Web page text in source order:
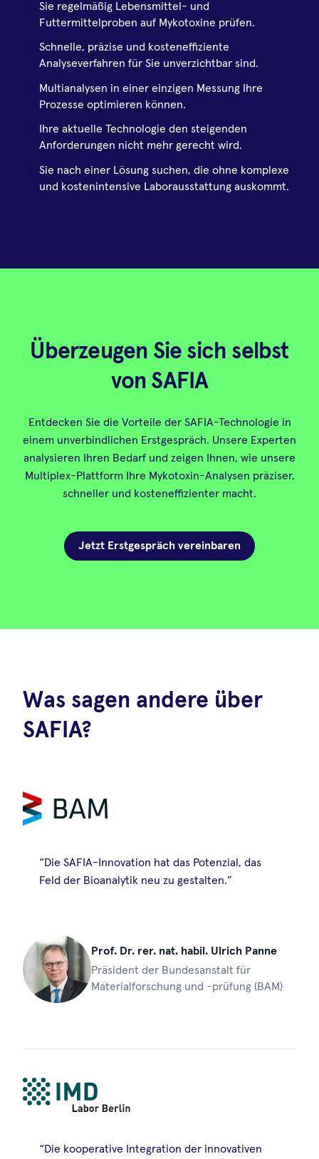
Sie regelmäßig Lebensmittel- und
Futtermittelproben auf Mykotoxine prüfen.
Schnelle, präzise und kosteneffiziente
Analyseverfahren für Sie unverzichtbar sind.
Multianalysen in einer einzigen Messung Ihre
Prozesse optimieren können.
Ihre aktuelle Technologie den steigenden
Anforderungen nicht mehr gerecht wird.
Sie nach einer Lösung suchen, die ohne komplexe
und kostenintensive Laborausstattung auskommt.
Überzeugen Sie sich selbst
von SAFIA
Entdecken Sie die Vorteile der SAFIA-Technologie in
einem unverbindlichen Erstgespräch. Unsere Experten
analysieren Ihren Bedarf und zeigen Ihnen, wie unsere
Multiplex-Plattform Ihre Mykotoxin-Analysen präziser,
schneller und kosteneffizienter macht.
Jetzt Erstgespräch vereinbaren
Was sagen andere über
SAFIA?
“Die SAFIA-Innovation hat das Potenzial, das
Feld der Bioanalytik neu zu gestalten.”
Prof. Dr. rer. nat. habil. Ulrich Panne
Präsident der Bundesanstalt für
Materialforschung und -prüfung (BAM)
“Die kooperative Integration der innovativen